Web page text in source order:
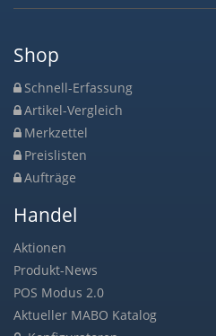
Shop
Schnell-Erfassung
Artikel-Vergleich
Merkzettel
Preislisten
Aufträge
Handel
Aktionen
Produkt-News
POS Modus 2.0
Aktueller MABO Katalog